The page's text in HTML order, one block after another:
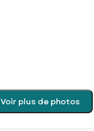
Voir plus de photos